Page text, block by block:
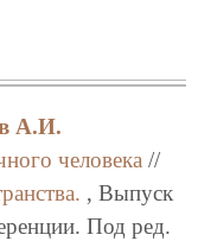
А.И.
человека//
, Выпуск
Под ред.